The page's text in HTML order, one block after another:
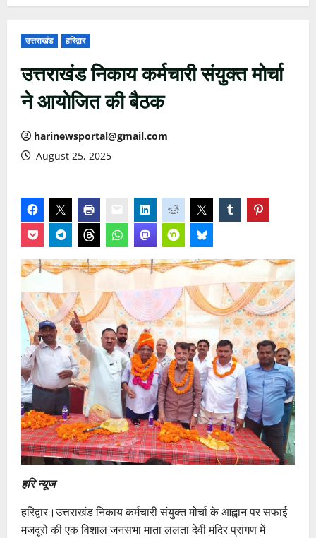
उत्तराखंड हरिद्वार
उत्तराखंड निकाय कर्मचारी संयुक्त मोर्चा
ने आयोजित की बैठक
harinewsportal@gmail.com
August 25, 2025
हरि न्यूज
हरिद्वार।उत्तराखंड निकाय कर्मचारी संयुक्त मोर्चा के आह्वान पर सफाई
मजदूरो की एक विशाल जनसभा माता ललता देवी मंदिर प्रांगण में